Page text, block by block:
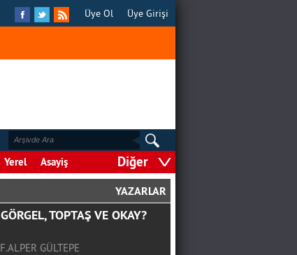
Üye Ol Üye Girişi
Yerel Asayiş Diğer
YAZARLAR
GÖRGEL, TOPTAŞ VE OKAY?
F.ALPER GÜLTEPE